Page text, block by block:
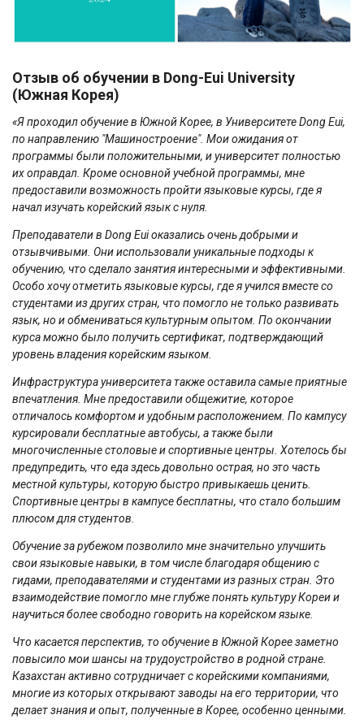
Отзыв об обучении в Dong-Eui University
(Южная Корея)
«Я проходил обучение в Южной Корее, в Университете Dong Eui,
по направлению "Машиностроение". Мои ожидания от
программы были положительными, и университет полностью
их оправдал. Кроме основной учебной программы, мне
предоставили возможность пройти языковые курсы, где я
начал изучать корейский язык с нуля.
Преподаватели в Dong Eui оказались очень добрыми и
отзывчивыми. Они использовали уникальные подходы к
обучению, что сделало занятия интересными и эффективными.
Особо хочу отметить языковые курсы, где я учился вместе со
студентами из других стран, что помогло не только развивать
язык, но и обмениваться культурным опытом. По окончании
курса можно было получить сертификат, подтверждающий
уровень владения корейским языком.
Инфраструктура университета также оставила самые приятные
впечатления. Мне предоставили общежитие, которое
отличалось комфортом и удобным расположением. По кампусу
курсировали бесплатные автобусы, а также были
многочисленные столовые и спортивные центры. Хотелось бы
предупредить, что еда здесь довольно острая, но это часть
местной культуры, которую быстро привыкаешь ценить.
Спортивные центры в кампусе бесплатны, что стало большим
плюсом для студентов.
Обучение за рубежом позволило мне значительно улучшить
свои языковые навыки, в том числе благодаря общению с
гидами, преподавателями и студентами из разных стран. Это
взаимодействие помогло мне глубже понять культуру Кореи и
научиться более свободно говорить на корейском языке.
Что касается перспектив, то обучение в Южной Корее заметно
повысило мои шансы на трудоустройство в родной стране.
Казахстан активно сотрудничает с корейскими компаниями,
многие из которых открывают заводы на его территории, что
делает знания и опыт, полученные в Корее, особенно ценными.